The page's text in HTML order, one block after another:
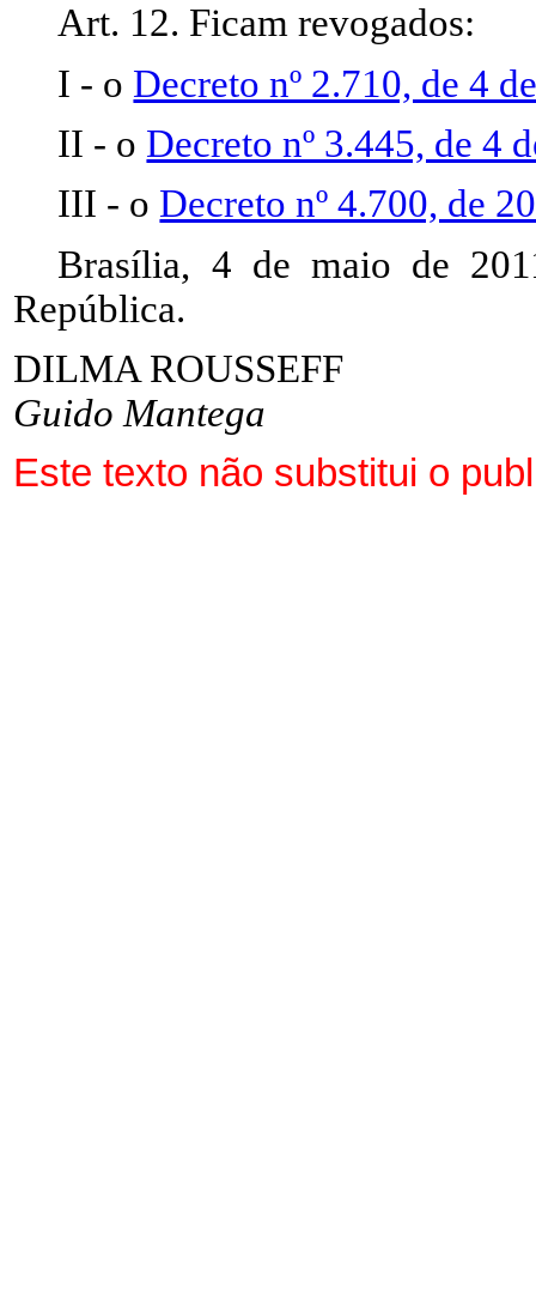
Art. 12. Ficam revogados:
I - o Decreto nº 2.710, de 4
II - o Decreto nº 3.445, de 4
III - o Decreto nº 4.700, de
Brasília, 4 de maio de
República.
DILMA ROUSSEFF
Guido Mantega
Este texto não substitui o